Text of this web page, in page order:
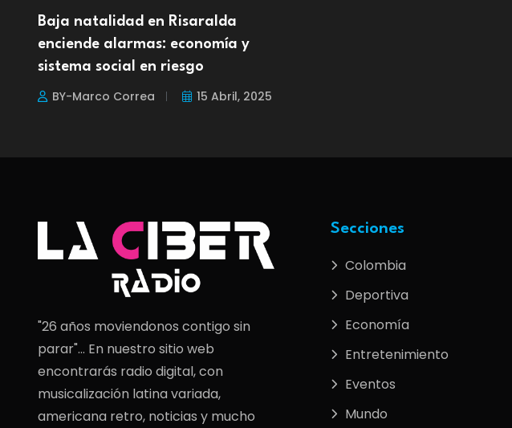
Baja natalidad en Risaralda
enciende alarmas: economía y
sistema social en riesgo
BY-Marco Correa 15 Abril, 2025
"26 años moviendonos contigo sin
parar"... En nuestro sitio web
encontrarás radio digital, con
musicalización latina variada,
americana retro, noticias y mucho
Secciones
Colombia
Deportiva
Economía
Entretenimiento
Eventos
Mundo